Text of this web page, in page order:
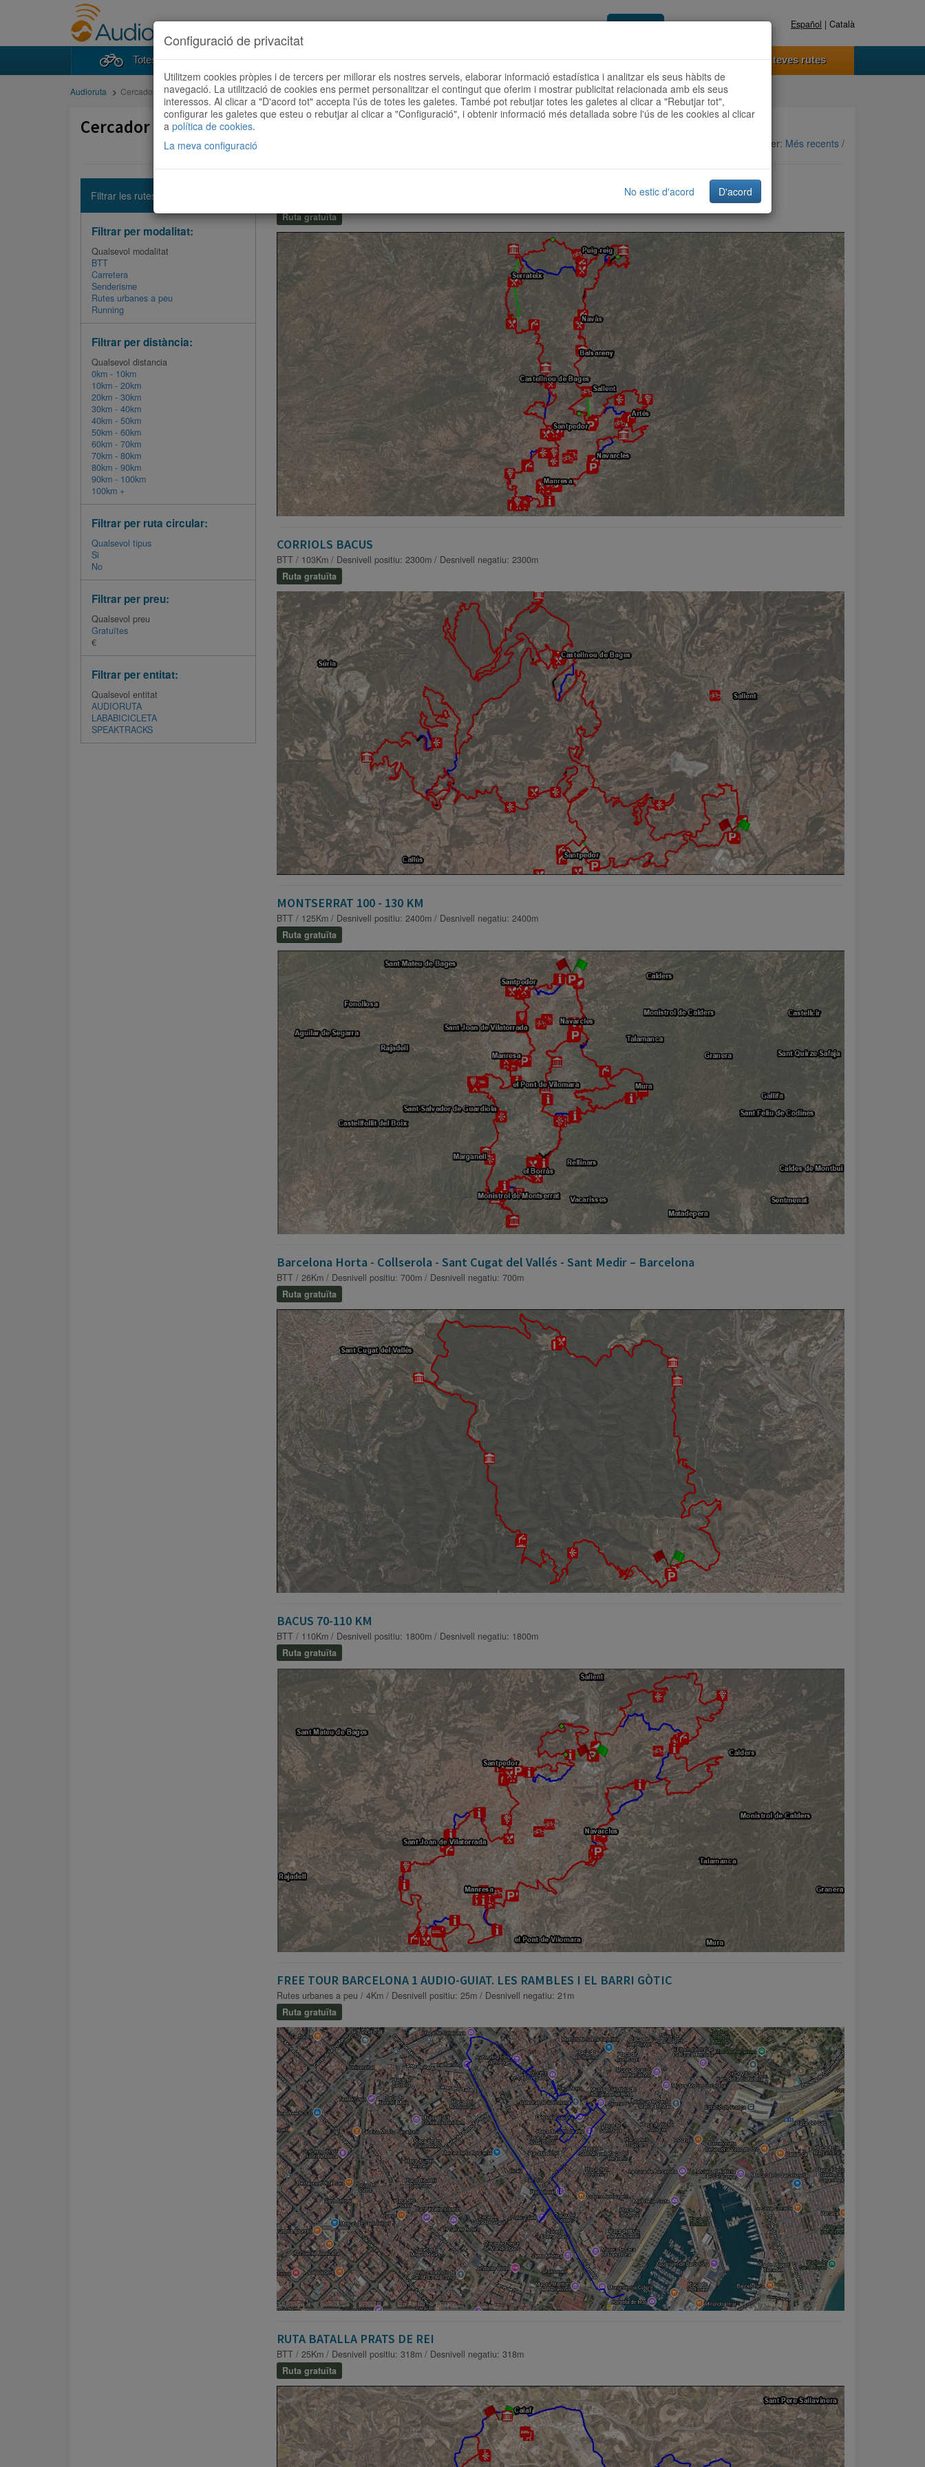
Accedeix Registra't ara Español | Català
Totes les rutes Cercador de rutes Vols ser col·laborador? Com funciona Les teves rutes
Audioruta Cercador de rutes
Cercador de rutes
Ordenar per: Més recents /
Filtrar les rutes
Filtrar per modalitat:
Qualsevol modalitat
BTT
Carretera
Senderisme
Rutes urbanes a peu
Running
Filtrar per distància:
Qualsevol distancia
0km - 10km
10km - 20km
20km - 30km
30km - 40km
40km - 50km
50km - 60km
60km - 70km
70km - 80km
80km - 90km
90km - 100km
100km +
Filtrar per ruta circular:
Qualsevol tipus
Si
No
Filtrar per preu:
Qualsevol preu
Gratuïtes
€
Filtrar per entitat:
Qualsevol entitat
AUDIORUTA
LABABICICLETA
SPEAKTRACKS
Ruta gratuïta
CORRIOLS BACUS
BTT / 103Km / Desnivell positiu: 2300m / Desnivell negatiu: 2300m
Ruta gratuïta
MONTSERRAT 100 - 130 KM
BTT / 125Km / Desnivell positiu: 2400m / Desnivell negatiu: 2400m
Ruta gratuïta
Barcelona Horta - Collserola - Sant Cugat del Vallés - Sant Medir – Barcelona
BTT / 26Km / Desnivell positiu: 700m / Desnivell negatiu: 700m
Ruta gratuïta
BACUS 70-110 KM
BTT / 110Km / Desnivell positiu: 1800m / Desnivell negatiu: 1800m
Ruta gratuïta
FREE TOUR BARCELONA 1 AUDIO-GUIAT. LES RAMBLES I EL BARRI GÒTIC
Rutes urbanes a peu / 4Km / Desnivell positiu: 25m / Desnivell negatiu: 21m
Ruta gratuïta
RUTA BATALLA PRATS DE REI
BTT / 25Km / Desnivell positiu: 318m / Desnivell negatiu: 318m
Ruta gratuïta
Configuració de privacitat
Utilitzem cookies pròpies i de tercers per millorar els nostres serveis, elaborar informació estadística i analitzar els seus hàbits de
navegació. La utilització de cookies ens permet personalitzar el contingut que oferim i mostrar publicitat relacionada amb els seus
interessos. Al clicar a "D'acord tot" accepta l'ús de totes les galetes. També pot rebutjar totes les galetes al clicar a "Rebutjar tot",
configurar les galetes que esteu o rebutjar al clicar a "Configuració", i obtenir informació més detallada sobre l'ús de les cookies al clicar
a política de cookies.
La meva configuració
No estic d'acord D'acord